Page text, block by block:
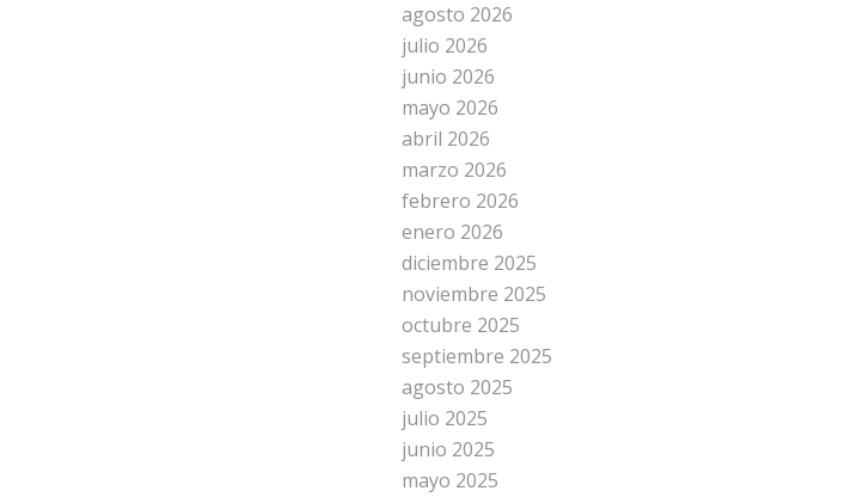
agosto 2026
julio 2026
junio 2026
mayo 2026
abril 2026
marzo 2026
febrero 2026
enero 2026
diciembre 2025
noviembre 2025
octubre 2025
septiembre 2025
agosto 2025
julio 2025
junio 2025
mayo 2025